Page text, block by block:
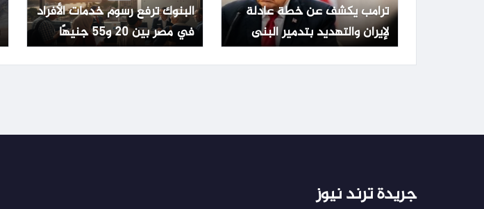
ترامب يكشف عن خطة عادلة
لإيران والتهديد بتدمير البنى
التحتية في حال الرفض
البنوك ترفع رسوم خدمات الأفراد
في مصر بين 20 و55 جنيهًا
جريدة ترند نيوز